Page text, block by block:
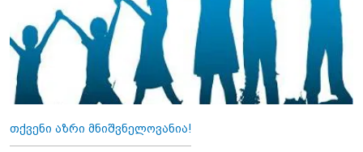
თქვენი აზრი მნიშვნელოვანია!